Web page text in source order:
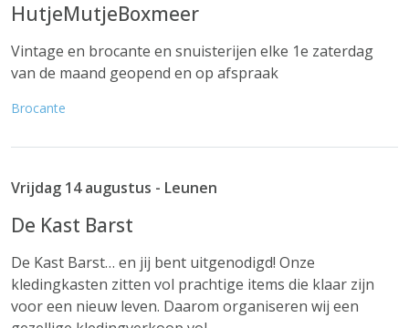
HutjeMutjeBoxmeer
Vintage en brocante en snuisterijen elke 1e zaterdag
van de maand geopend en op afspraak
Brocante
Vrijdag 14 augustus - Leunen
De Kast Barst
De Kast Barst… en jij bent uitgenodigd! Onze
kledingkasten zitten vol prachtige items die klaar zijn
voor een nieuw leven. Daarom organiseren wij een